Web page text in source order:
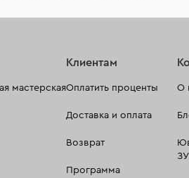
мастерская
Клиентам
Оплатить проценты
Доставка и оплата
Возврат
Программа
О
ЗУ